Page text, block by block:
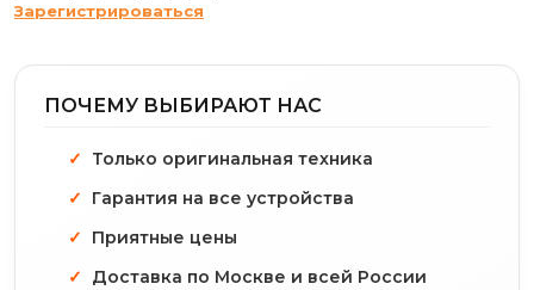
Зарегистрироваться
ПОЧЕМУ ВЫБИРАЮТ НАС
Только оригинальная техника
Гарантия на все устройства
Приятные цены
Доставка по Москве и всей России